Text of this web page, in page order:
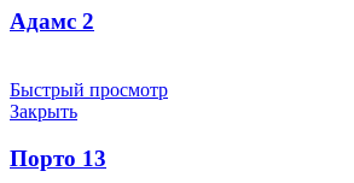
Адамс 2
Быстрый просмотр
Закрыть
Порто 13